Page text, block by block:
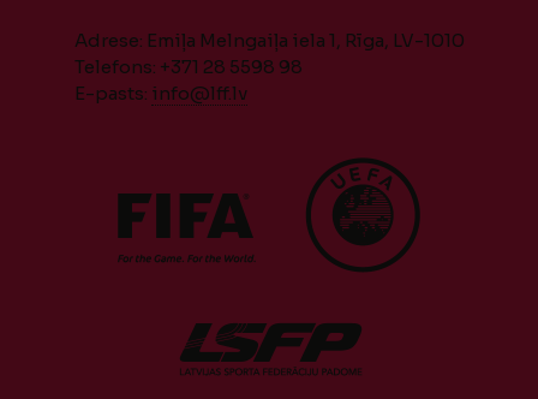
Adrese: Emiļa Melngaiļa iela 1, Rīga, LV-1010
Telefons: +371 28 5598 98
E-pasts: info@lff.lv